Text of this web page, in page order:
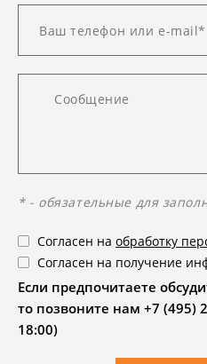
* - обязательные для
Согласен на обработку
Согласен на получение
Если предпочитаете
то позвоните нам +7 (495)
18:00)